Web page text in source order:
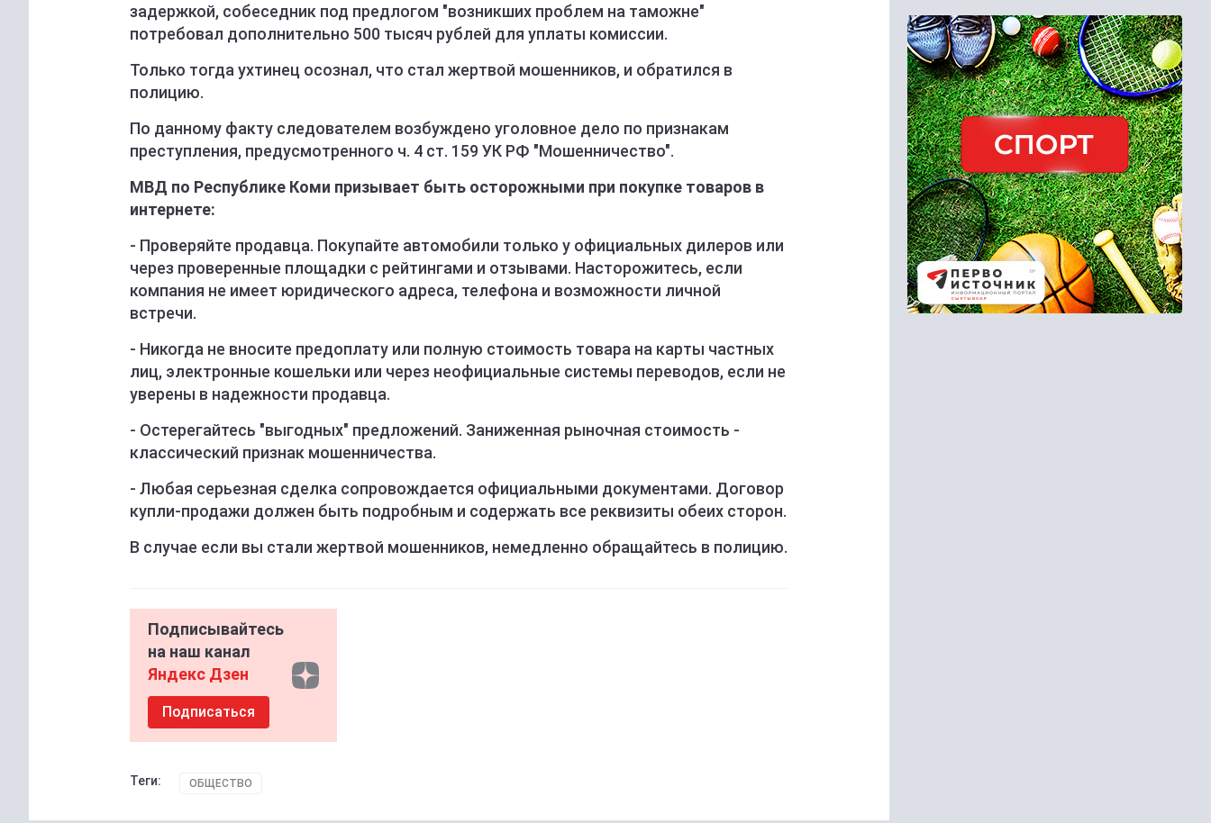
задержкой, собеседник под предлогом "возникших проблем на таможне"
потребовал дополнительно 500 тысяч рублей для уплаты комиссии.
Только тогда ухтинец осознал, что стал жертвой мошенников, и обратился в
полицию.
По данному факту следователем возбуждено уголовное дело по признакам
преступления, предусмотренного ч. 4 ст. 159 УК РФ "Мошенничество".
МВД по Республике Коми призывает быть осторожными при покупке товаров в
интернете:
- Проверяйте продавца. Покупайте автомобили только у официальных дилеров или
через проверенные площадки с рейтингами и отзывами. Насторожитесь, если
компания не имеет юридического адреса, телефона и возможности личной
встречи.
- Никогда не вносите предоплату или полную стоимость товара на карты частных
лиц, электронные кошельки или через неофициальные системы переводов, если не
уверены в надежности продавца.
- Остерегайтесь "выгодных" предложений. Заниженная рыночная стоимость -
классический признак мошенничества.
- Любая серьезная сделка сопровождается официальными документами. Договор
купли-продажи должен быть подробным и содержать все реквизиты обеих сторон.
В случае если вы стали жертвой мошенников, немедленно обращайтесь в полицию.
Подписывайтесь
на наш канал
Яндекс Дзен
Подписаться
Теги: ОБЩЕСТВО